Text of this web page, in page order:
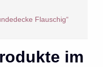
Flauschig“
im